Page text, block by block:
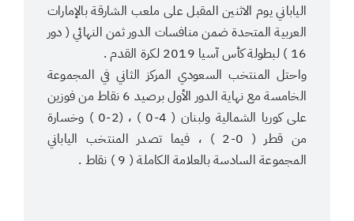
الياباني يوم الاثنين المقبل على ملعب الشارقة بالإمارات
العربية المتحدة ضمن منافسات الدور ثمن النهائي ( دور
16 ) لبطولة كأس آسيا 2019 لكرة القدم .
واحتل المنتخب السعودي المركز الثاني في المجموعة
الخامسة مع نهاية الدور الأول برصيد 6 نقاط من فوزين
على كوريا الشمالية ولبنان ( 4-0 ) ، (2-0 ) وخسارة
من قطر ( 0-2 ) ، فيما تصدر المنتخب الياباني
المجموعة السادسة بالعلامة الكاملة ( 9 ) نقاط .